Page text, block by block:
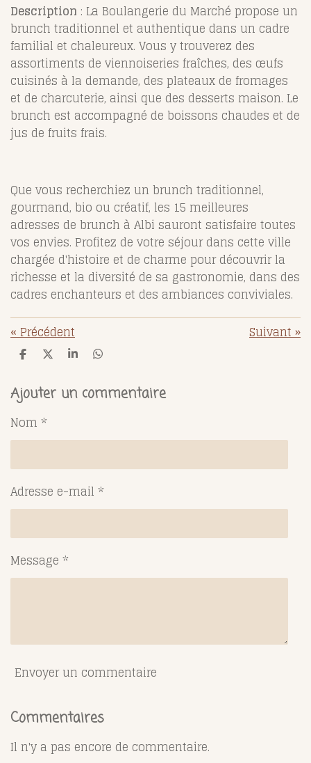
Description : La Boulangerie du Marché propose un
brunch traditionnel et authentique dans un cadre
familial et chaleureux. Vous y trouverez des
assortiments de viennoiseries fraîches, des œufs
cuisinés à la demande, des plateaux de fromages
et de charcuterie, ainsi que des desserts maison. Le
brunch est accompagné de boissons chaudes et de
jus de fruits frais.
Que vous recherchiez un brunch traditionnel,
gourmand, bio ou créatif, les 15 meilleures
adresses de brunch à Albi sauront satisfaire toutes
vos envies. Profitez de votre séjour dans cette ville
chargée d'histoire et de charme pour découvrir la
richesse et la diversité de sa gastronomie, dans des
cadres enchanteurs et des ambiances conviviales.
«Précédent Suivant»
P
t
a
e
r
P
t
a
r
P
t
a
r
P
t
a
r
Ajouter un commentaire
Nom *
Adresse e-mail *
Message *
Envoyer un commentaire
Commentaires
Il n'y a pas encore de commentaire.